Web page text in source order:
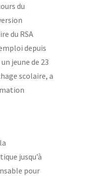
du
du RSA
depuis
jeune de 23
scolaire, a
jusqu’à
pour